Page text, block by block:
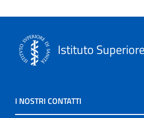
Istituto
I NOSTRI CONTATTI